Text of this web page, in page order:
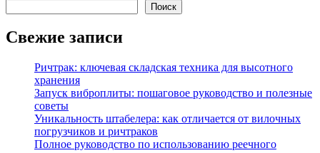
Поиск
Свежие записи
Ричтрак: ключевая складская техника для высотного
хранения
Запуск виброплиты: пошаговое руководство и полезные
советы
Уникальность штабелера: как отличается от вилочных
погрузчиков и ричтраков
Полное руководство по использованию реечного